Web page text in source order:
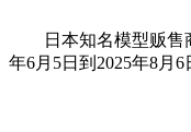
日本知名模型贩售商
年6月5日到2025年8月